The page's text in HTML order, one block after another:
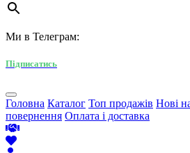
Ми в Телеграм:
Підписатись
Головна Каталог Топ продажів Нові
повернення Оплата і доставка